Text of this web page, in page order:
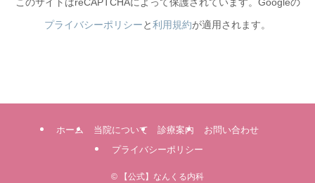
プライバシーポリシーと利用規約が適用されます。
ホーム 当院について 診療案内
お問い合わせ
プライバシーポリシー
© 【公式】なんくる内科